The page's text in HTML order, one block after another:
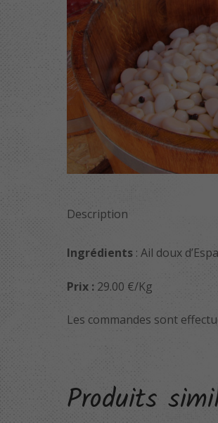
Description
Ingrédients: Ail doux
Prix :29.00 €/Kg
Les commandes sont
Produits